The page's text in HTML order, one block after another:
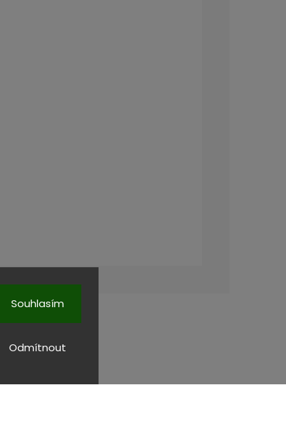
Odmítnout
Souhlasím